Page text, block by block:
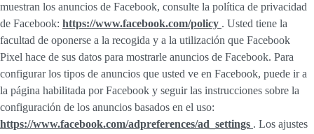
muestran los anuncios de Facebook, consulte la política de privacidad
de Facebook: https://www.facebook.com/policy . Usted tiene la
facultad de oponerse a la recogida y a la utilización que Facebook
Pixel hace de sus datos para mostrarle anuncios de Facebook. Para
configurar los tipos de anuncios que usted ve en Facebook, puede ir a
la página habilitada por Facebook y seguir las instrucciones sobre la
configuración de los anuncios basados en el uso:
https://www.facebook.com/adpreferences/ad_settings . Los ajustes